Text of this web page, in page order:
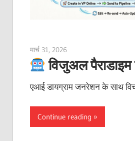
मार्च 31, 2026curtis
विजुअल पैराडाइम
एआई डायग्राम जनरेशन के साथ
Continue reading